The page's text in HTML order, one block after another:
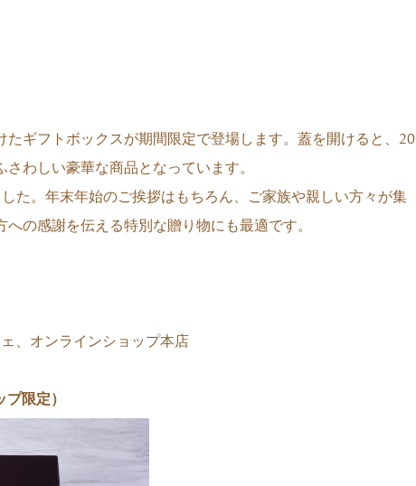
ギフトボックスが期間限定で登場します。蓋を開けると、20
わしい豪華な商品となっています。
た。年末年始のご挨拶はもちろん、ご家族や親しい方々が集
の感謝を伝える特別な贈り物にも最適です。
、オンラインショップ本店
限定）